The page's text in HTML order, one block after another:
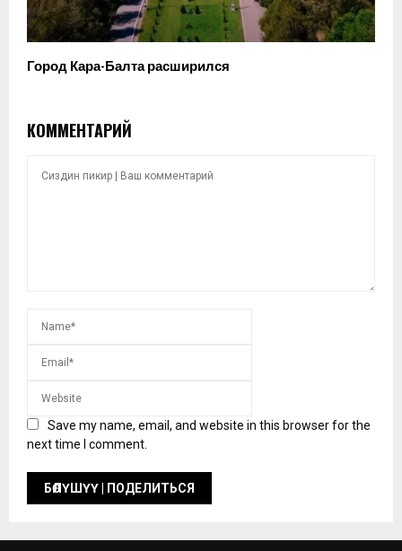
Город Кара-Балта расширился
КОММЕНТАРИЙ
Save my name, email, and website in this browser for the
next time I comment.